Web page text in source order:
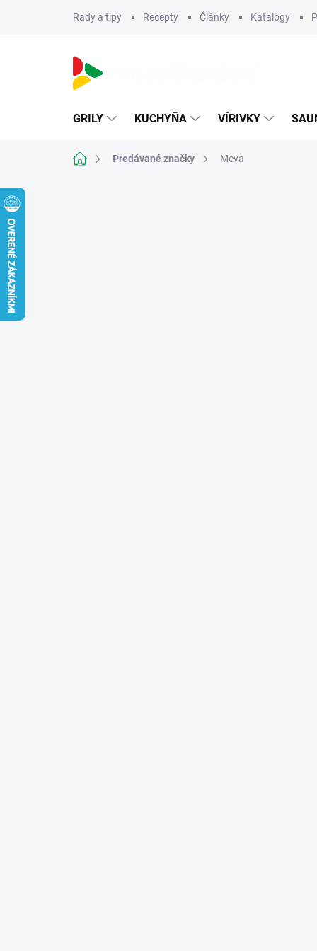
Rady a tipy Recepty Články Katalógy
GRILY KUCHYŇA VÍRIVKY
DomovPredávané značky Meva